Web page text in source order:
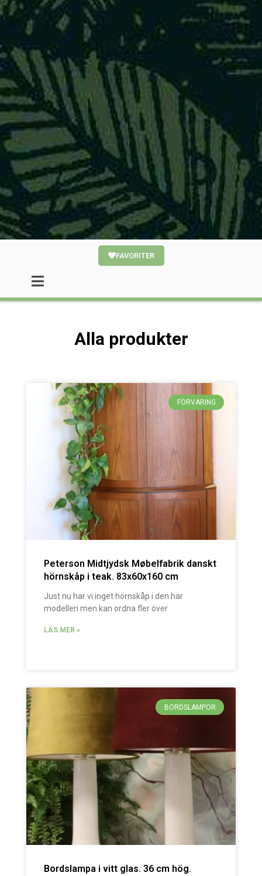
FAVORITER
Alla produkter
FÖRVARING
Peterson Midtjydsk Møbelfabrik danskt
hörnskåp i teak. 83x60x160 cm
Just nu har vi inget hörnskåp i den här
modellen men kan ordna fler över
LÄS MER »
BORDSLAMPOR
Bordslampa i vitt glas. 36 cm hög.